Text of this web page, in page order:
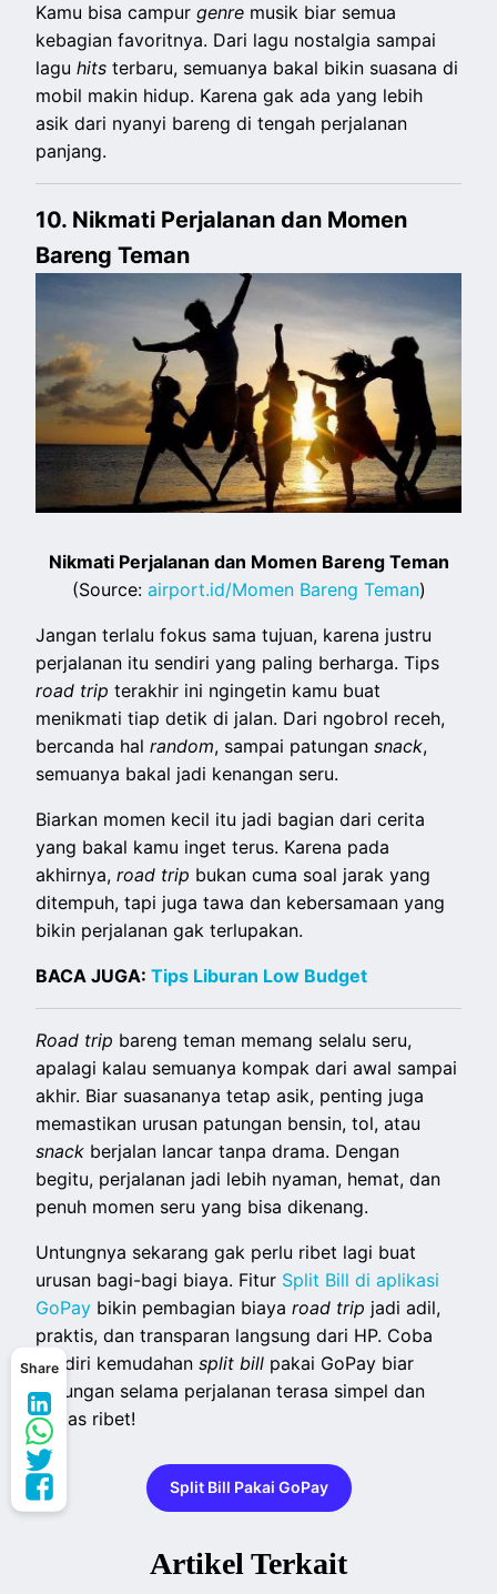
Share
Kamu bisa campurgenre musik biar semua
kebagian favoritnya. Dari lagu nostalgia sampai
laguhits terbaru, semuanya bakal bikin suasana di
mobil makin hidup. Karena gak ada yang lebih
asik dari nyanyi bareng di tengah perjalanan
panjang.
10. Nikmati Perjalanan dan Momen
Bareng Teman
Nikmati Perjalanan dan Momen Bareng Teman
(Source: airport.id/Momen Bareng Teman)
Jangan terlalu fokus sama tujuan, karena justru
perjalanan itu sendiri yang paling berharga. Tips
road tripterakhir ini ngingetin kamu buat
menikmati tiap detik di jalan. Dari ngobrol receh,
bercanda halrandom, sampai patungansnack,
semuanya bakal jadi kenangan seru.
Biarkan momen kecil itu jadi bagian dari cerita
yang bakal kamu inget terus. Karena pada
akhirnya,road trip bukan cuma soal jarak yang
ditempuh, tapi juga tawa dan kebersamaan yang
bikin perjalanan gak terlupakan.
BACA JUGA:Tips Liburan Low Budget
Road trip bareng teman memang selalu seru,
apalagi kalau semuanya kompak dari awal sampai
akhir. Biar suasananya tetap asik, penting juga
memastikan urusan patungan bensin, tol, atau
snack berjalan lancar tanpa drama. Dengan
begitu, perjalanan jadi lebih nyaman, hemat, dan
penuh momen seru yang bisa dikenang.
Untungnya sekarang gak perlu ribet lagi buat
urusan bagi-bagi biaya. Fitur Split Bill di aplikasi
GoPay bikin pembagian biayaroad trip jadi adil,
praktis, dan transparan langsung dari HP. Coba
sendiri kemudahansplit bill pakai GoPay biar
patungan selama perjalanan terasa simpel dan
bebas ribet!
Split Bill Pakai GoPay
Artikel Terkait